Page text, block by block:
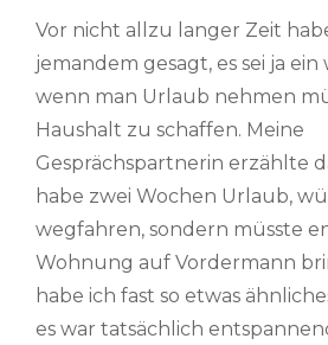
Vor nicht allzu langer Zeit
jemandem gesagt, es sei ja
wenn man Urlaub nehmen
Haushalt zu schaffen. Meine
Gesprächspartnerin erzählte
habe zwei Wochen Urlaub,
wegfahren, sondern müsste
Wohnung auf Vordermann
habe ich fast so etwas
es war tatsächlich